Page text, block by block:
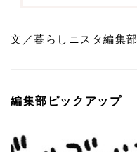
文／暮らしニスタ編集部
編集部ピックアップ